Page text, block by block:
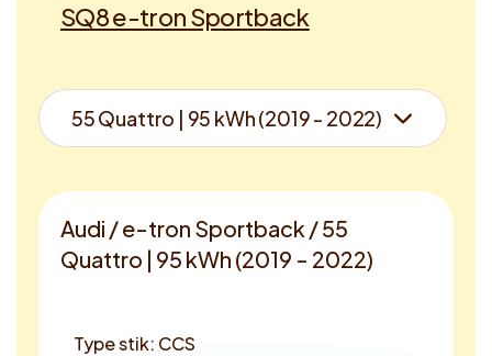
SQ8 e-tron Sportback
Audi / e-tron Sportback / 55
Quattro | 95 kWh (2019 - 2022)
Type stik: CCS